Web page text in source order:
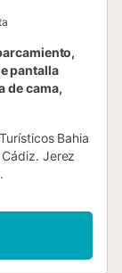
pantalla
de cama,
Bahia
Jerez